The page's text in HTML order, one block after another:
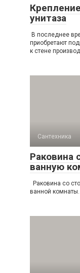
унитаза
В последнее
приобретают
к стене
Сантехника
Раковина
ванную
Раковина со
ванной